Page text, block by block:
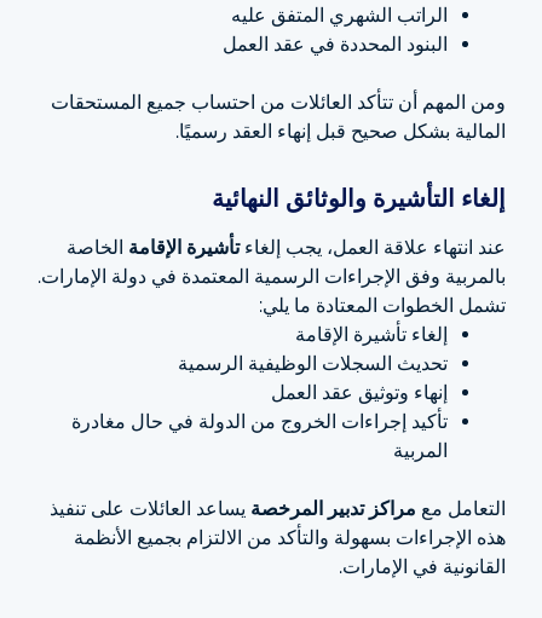
الراتب الشهري المتفق عليه
البنود المحددة في عقد العمل
ومن المهم أن تتأكد العائلات من احتساب جميع المستحقات
المالية بشكل صحيح قبل إنهاء العقد رسميًا.
إلغاء التأشيرة والوثائق النهائية
عند انتهاء علاقة العمل، يجب إلغاءتأشيرة الإقامة الخاصة
بالمربية وفق الإجراءات الرسمية المعتمدة في دولة الإمارات.
تشمل الخطوات المعتادة ما يلي:
إلغاء تأشيرة الإقامة
تحديث السجلات الوظيفية الرسمية
إنهاء وتوثيق عقد العمل
تأكيد إجراءات الخروج من الدولة في حال مغادرة
المربية
التعامل مع مراكز تدبير المرخصة يساعد العائلات على تنفيذ
هذه الإجراءات بسهولة والتأكد من الالتزام بجميع الأنظمة
القانونية في الإمارات.